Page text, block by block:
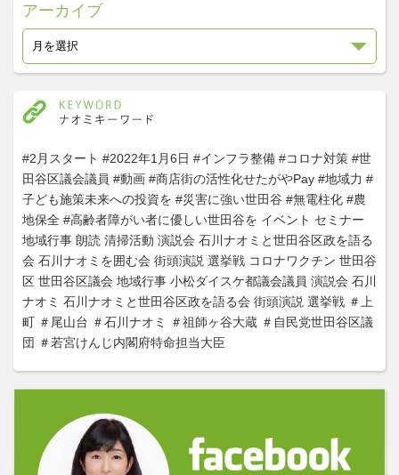
アーカイブ
#2月スタート #2022年1月6日 #インフラ整備 #コロナ対策 #世
田谷区議会議員 #動画 #商店街の活性化せたがやPay #地域力 #
子ども施策未来への投資を #災害に強い世田谷 #無電柱化 #農
地保全 #高齢者障がい者に優しい世田谷を イベント セミナー
地域行事 朗読 清掃活動 演説会 石川ナオミと世田谷区政を語る
会 石川ナオミを囲む会 街頭演説 選挙戦 コロナワクチン 世田谷
区 世田谷区議会 地域行事 小松ダイスケ都議会議員 演説会 石川
ナオミ 石川ナオミと世田谷区政を語る会 街頭演説 選挙戦 ＃上
町 ＃尾山台 ＃石川ナオミ ＃祖師ヶ谷大蔵 ＃自民党世田谷区議
団 ＃若宮けんじ内閣府特命担当大臣